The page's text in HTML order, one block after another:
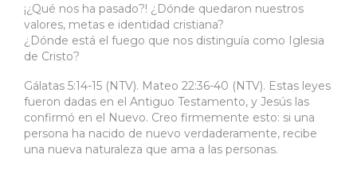
¡¿Qué nos ha pasado?! ¿Dónde quedaron nuestros
valores, metas e identidad cristiana?
¿Dónde está el fuego que nos distinguía como Iglesia
de Cristo?
Gálatas 5:14-15 (NTV). Mateo 22:36-40 (NTV). Estas leyes
fueron dadas en el Antiguo Testamento, y Jesús las
confirmó en el Nuevo. Creo firmemente esto: si una
persona ha nacido de nuevo verdaderamente, recibe
una nueva naturaleza que ama a las personas.